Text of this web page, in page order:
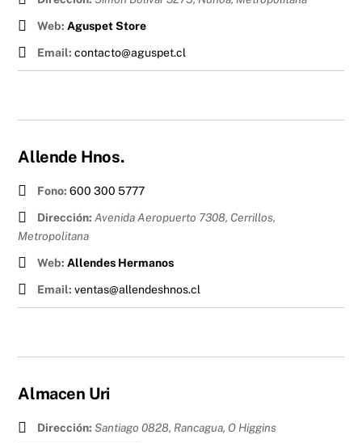
Web: Aguspet Store
Email: contacto@aguspet.cl
Allende Hnos.
Fono: 600 300 5777
Dirección: Avenida Aeropuerto 7308, Cerrillos,
Metropolitana
Web: Allendes Hermanos
Email: ventas@allendeshnos.cl
Almacen Uri
Dirección: Santiago 0828, Rancagua, O Higgins